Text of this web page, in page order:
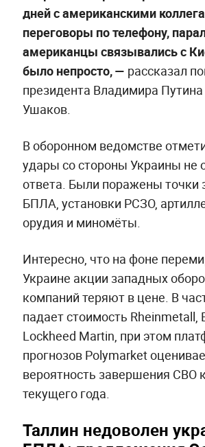
дней с американскими
переговоры по телефону,
американцы связывались с
было непросто, — рассказал
президента Владимира
Ушаков.
В оборонном ведомстве
удары со стороны Украины не
ответа. Были поражены точки
БПЛА, установки РСЗО,
орудия и миномёты.
Интересно, что на фоне
Украине акции западных
компаний теряют в цене. В
падает стоимость Rheinmetall,
Lockheed Martin, при этом
прогнозов Polymarket
вероятность завершения СВО
текущего года.
Таллин недоволен